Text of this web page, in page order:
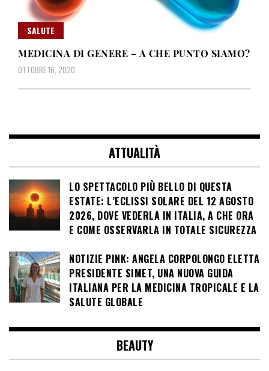
SALUTE
MEDICINA DI GENERE – A CHE PUNTO SIAMO?
OTTOBRE 16, 2020
ATTUALITÀ
LO SPETTACOLO PIÙ BELLO DI QUESTA
ESTATE: L’ECLISSI SOLARE DEL 12 AGOSTO
2026, DOVE VEDERLA IN ITALIA, A CHE ORA
E COME OSSERVARLA IN TOTALE SICUREZZA
NOTIZIE PINK: ANGELA CORPOLONGO ELETTA
PRESIDENTE SIMET, UNA NUOVA GUIDA
ITALIANA PER LA MEDICINA TROPICALE E LA
SALUTE GLOBALE
BEAUTY